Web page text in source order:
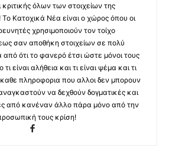
όλων των στοιχείων της
Το Κατοχικά Νέα είναι ο χώρος όπου οι
χρησιμοποιούν τον τοίχο
σαν αποθήκη στοιχείων σε πολύ
ότι το φανερό έτσι ώστε μόνοι τους
είναι αλήθεια και τι είναι ψέμα και τι
πληροφορια που αλλοι δεν μπορουν
να δεχθούν δογματικές και
από κανέναν άλλο πάρα μόνο από την
τους κρίση!